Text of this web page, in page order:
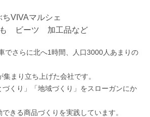
VIVAマルシェ
ビーツ 加工品など
でさらに北へ1時間、人口3000人あまりの
まり立ち上げた会社です。
づくり」「地域づくり」をスローガンにか
きる商品づくりを実践しています。